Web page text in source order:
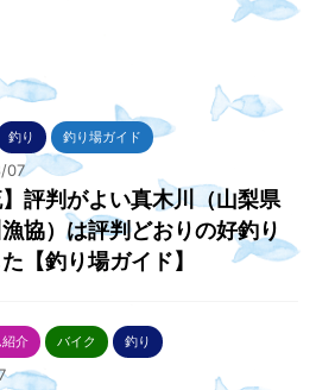
釣り 釣り場ガイド
07
評判がよい真木川（山梨県
協）は評判どおりの好釣り
【釣り場ガイド】
介 バイク 釣り